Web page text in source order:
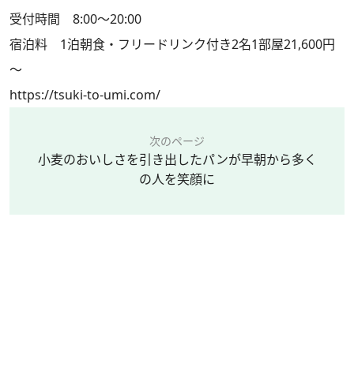
受付時間 8:00～20:00
宿泊料 1泊朝食・フリードリンク付き2名1部屋21,600円
～
https://tsuki-to-umi.com/
次のページ
小麦のおいしさを引き出したパンが早朝から多く
の人を笑顔に